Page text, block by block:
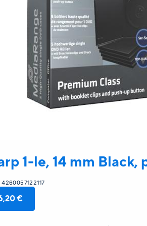
1-le, 14 mm Black,
4260057122117
€